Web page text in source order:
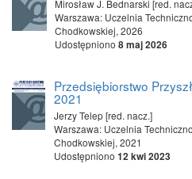
Mirosław J. Bednarski [red.
Warszawa: Uczelnia
Chodkowskiej, 2026
Udostępniono 8 maj 2026
Przedsiębiorstwo
2021
Jerzy Telep [red. nacz.]
Warszawa: Uczelnia
Chodkowskiej, 2021
Udostępniono 12 kwi 2023